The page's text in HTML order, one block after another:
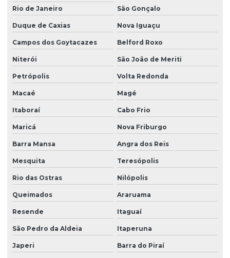
Rio de Janeiro
São Gonçalo
Duque de Caxias Nova Iguaçu
Campos dos Goytacazes Belford Roxo
Niterói São João de Meriti
Petrópolis Volta Redonda
Macaé Magé
Itaboraí Cabo Frio
Maricá Nova Friburgo
Barra Mansa Angra dos Reis
Mesquita Teresópolis
Rio das Ostras Nilópolis
Queimados Araruama
Resende Itaguaí
São Pedro da Aldeia Itaperuna
Japeri Barra do Piraí